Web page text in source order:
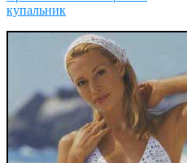
купальник